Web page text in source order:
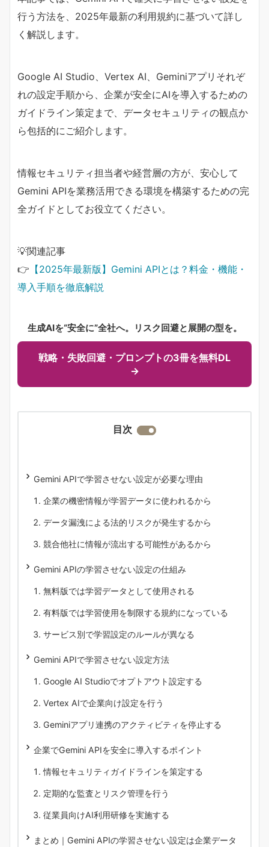
行う方法を、2025年最新の利用規約に基づいて詳し
く解説します。
Google AI Studio、Vertex AI、Geminiアプリそれぞ
れの設定手順から、企業が安全にAIを導入するための
ガイドライン策定まで、データセキュリティの観点か
ら包括的にご紹介します。
情報セキュリティ担当者や経営層の方が、安心して
Gemini APIを業務活用できる環境を構築するための完
全ガイドとしてお役立てください。
💡関連記事
👉 【2025年最新版】Gemini APIとは？料金・機能・
導入手順を徹底解説
生成AIを“安全に”全社へ。リスク回避と展開の型を。
戦略・失敗回避・プロンプトの3冊を無料DL
→
目次
Gemini APIで学習させない設定が必要な理由
企業の機密情報が学習データに使われるから
データ漏洩による法的リスクが発生するから
競合他社に情報が流出する可能性があるから
Gemini APIの学習させない設定の仕組み
無料版では学習データとして使用される
有料版では学習使用を制限する規約になっている
サービス別で学習設定のルールが異なる
Gemini APIで学習させない設定方法
Google AI Studioでオプトアウト設定する
Vertex AIで企業向け設定を行う
Geminiアプリ連携のアクティビティを停止する
企業でGemini APIを安全に導入するポイント
情報セキュリティガイドラインを策定する
定期的な監査とリスク管理を行う
従業員向けAI利用研修を実施する
まとめ｜Gemini APIの学習させない設定は企業データ